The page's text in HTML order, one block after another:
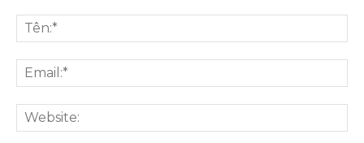
luận: